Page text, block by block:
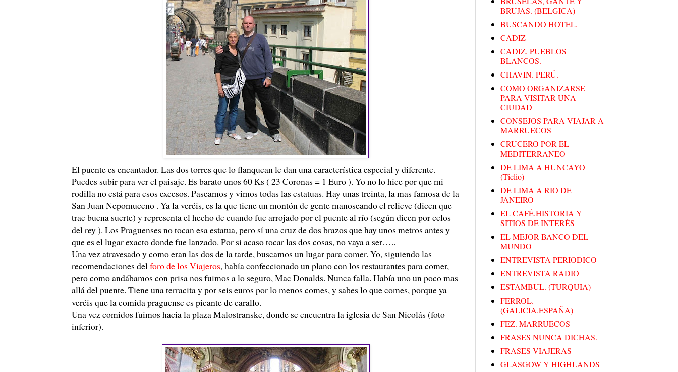
El puente es encantador. Las dos torres que lo flanquean le dan una característica especial y diferente.
Puedes subir para ver el paisaje. Es barato unos 60 Ks ( 23 Coronas = 1 Euro ). Yo no lo hice por que mi
rodilla no está para esos excesos. Paseamos y vimos todas las estatuas. Hay unas treinta, la mas famosa de la
San Juan Nepomuceno . Ya la veréis, es la que tiene un montón de gente manoseando el relieve (dicen que
trae buena suerte) y representa el hecho de cuando fue arrojado por el puente al río (según dicen por celos
del rey ). Los Praguenses no tocan esa estatua, pero sí una cruz de dos brazos que hay unos metros antes y
que es el lugar exacto donde fue lanzado. Por si acaso tocar las dos cosas, no vaya a ser…..
Una vez atravesado y como eran las dos de la tarde, buscamos un lugar para comer. Yo, siguiendo las
recomendaciones del foro de los Viajeros, había confeccionado un plano con los restaurantes para comer,
pero como andábamos con prisa nos fuimos a lo seguro, Mac Donalds. Nunca falla. Había uno un poco mas
allá del puente. Tiene una terracita y por seis euros por lo menos comes, y sabes lo que comes, porque ya
veréis que la comida praguense es picante de carallo.
Una vez comidos fuimos hacia la plaza Malostranske, donde se encuentra la iglesia de San Nicolás (foto
inferior).
BRUJAS. (BELGICA)
BUSCANDO HOTEL.
CADIZ
CADIZ. PUEBLOS
BLANCOS.
CHAVIN. PERÚ.
COMO ORGANIZARSE
PARA VISITAR UNA
CIUDAD
CONSEJOS PARA VIAJAR A
MARRUECOS
CRUCERO POR EL
MEDITERRANEO
DE LIMA A HUNCAYO
(Ticlio)
DE LIMA A RIO DE
JANEIRO
EL CAFÉ.HISTORIA Y
SITIOS DE INTERÉS
EL MEJOR BANCO DEL
MUNDO
ENTREVISTA PERIODICO
ENTREVISTA RADIO
ESTAMBUL. (TURQUIA)
FERROL.
(GALICIA.ESPAÑA)
FEZ. MARRUECOS
FRASES NUNCA DICHAS.
FRASES VIAJERAS
GLASGOW Y HIGHLANDS